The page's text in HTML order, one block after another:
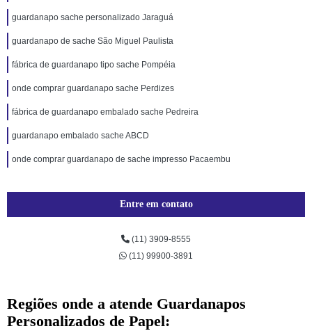
guardanapo sache personalizado Jaraguá
guardanapo de sache São Miguel Paulista
fábrica de guardanapo tipo sache Pompéia
onde comprar guardanapo sache Perdizes
fábrica de guardanapo embalado sache Pedreira
guardanapo embalado sache ABCD
onde comprar guardanapo de sache impresso Pacaembu
Entre em contato
(11) 3909-8555
(11) 99900-3891
Regiões onde a atende Guardanapos
Personalizados de Papel: